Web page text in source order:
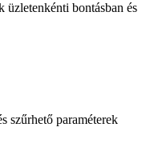
üzletenkénti bontásban és
szűrhető paraméterek